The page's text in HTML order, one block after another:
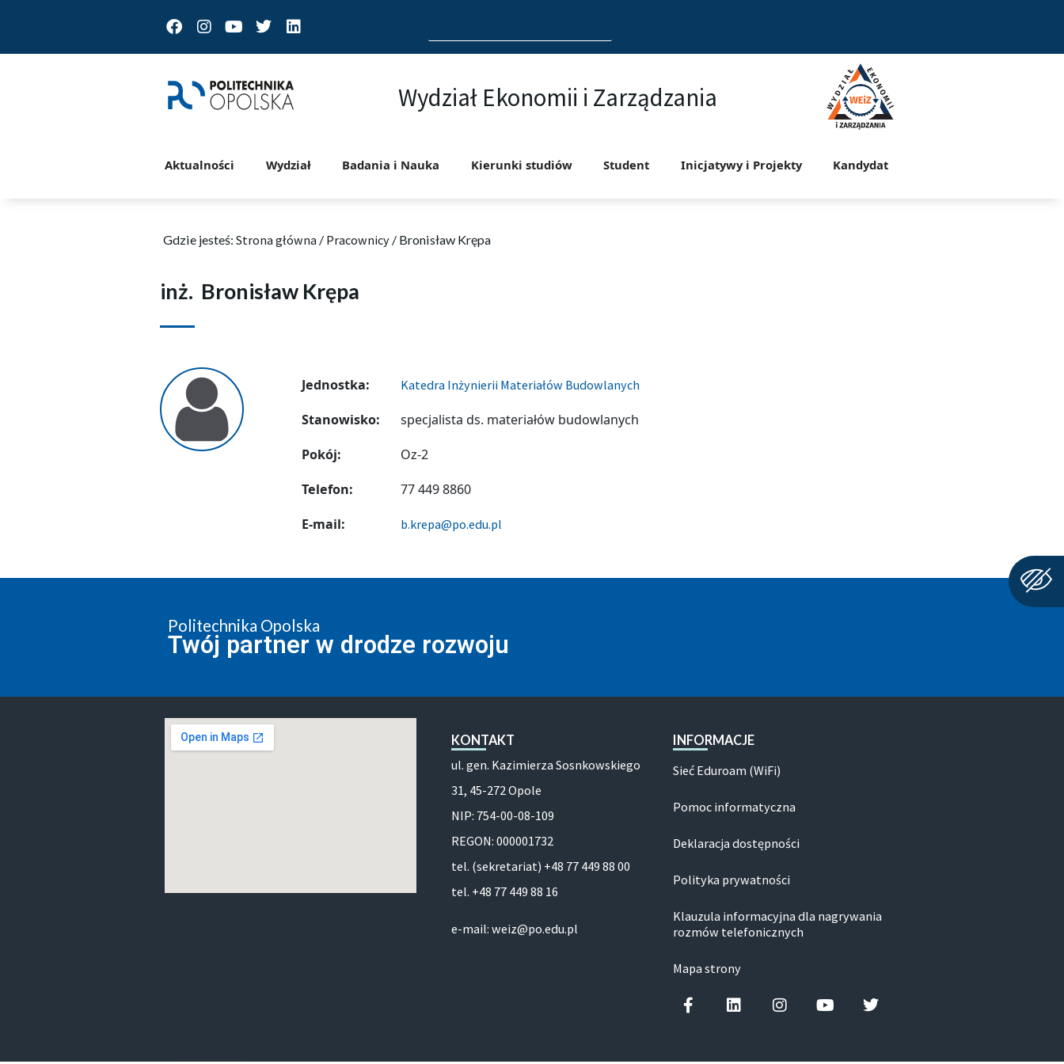
FacebookInstagram
Youtube
TwitterLinkedin
for:
Wydział Ekonomii i Zarządzania
Aktualności Wydział Badania i Nauka Kierunki studiów Student Inicjatywy i Projekty Kandydat
Gdzie jesteś: Strona główna / Pracownicy/ Bronisław Krępa
inż. Bronisław Krępa
Jednostka: Katedra Inżynierii Materiałów Budowlanych
Stanowisko:
specjalista ds. materiałów budowlanych
Pokój:
Oz-2
Telefon:
77 449 8860
E-mail:
b.krepa@po.edu.pl
Politechnika Opolska
Twój partner w drodze rozwoju
KONTAKT
ul. gen. Kazimierza Sosnkowskiego
31, 45-272 Opole
NIP: 754-00-08-109
REGON: 000001732
tel. (sekretariat) +48 77 449 88 00
tel. +48 77 449 88 16
e-mail: weiz@po.edu.pl
INFORMACJE
Sieć Eduroam (WiFi)
Pomoc informatyczna
Deklaracja dostępności
Polityka prywatności
Klauzula informacyjna dla nagrywania
rozmów telefonicznych
Mapa strony
Facebook-fLinkedinInstagramYoutubeTwitter